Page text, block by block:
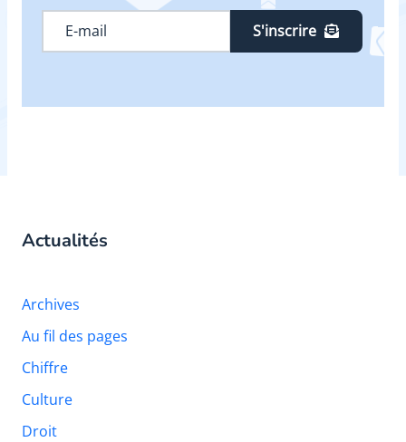
S'inscrire
Actualités
Archives
Au fil des pages
Chiffre
Culture
Droit